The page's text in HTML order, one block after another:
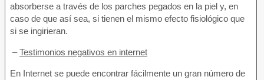
absorberse a través de los parches pegados en la piel y, en
caso de que así sea, si tienen el mismo efecto fisiológico que
si se ingirieran.
–Testimonios negativos en internet
En Internet se puede encontrar fácilmente un gran número de